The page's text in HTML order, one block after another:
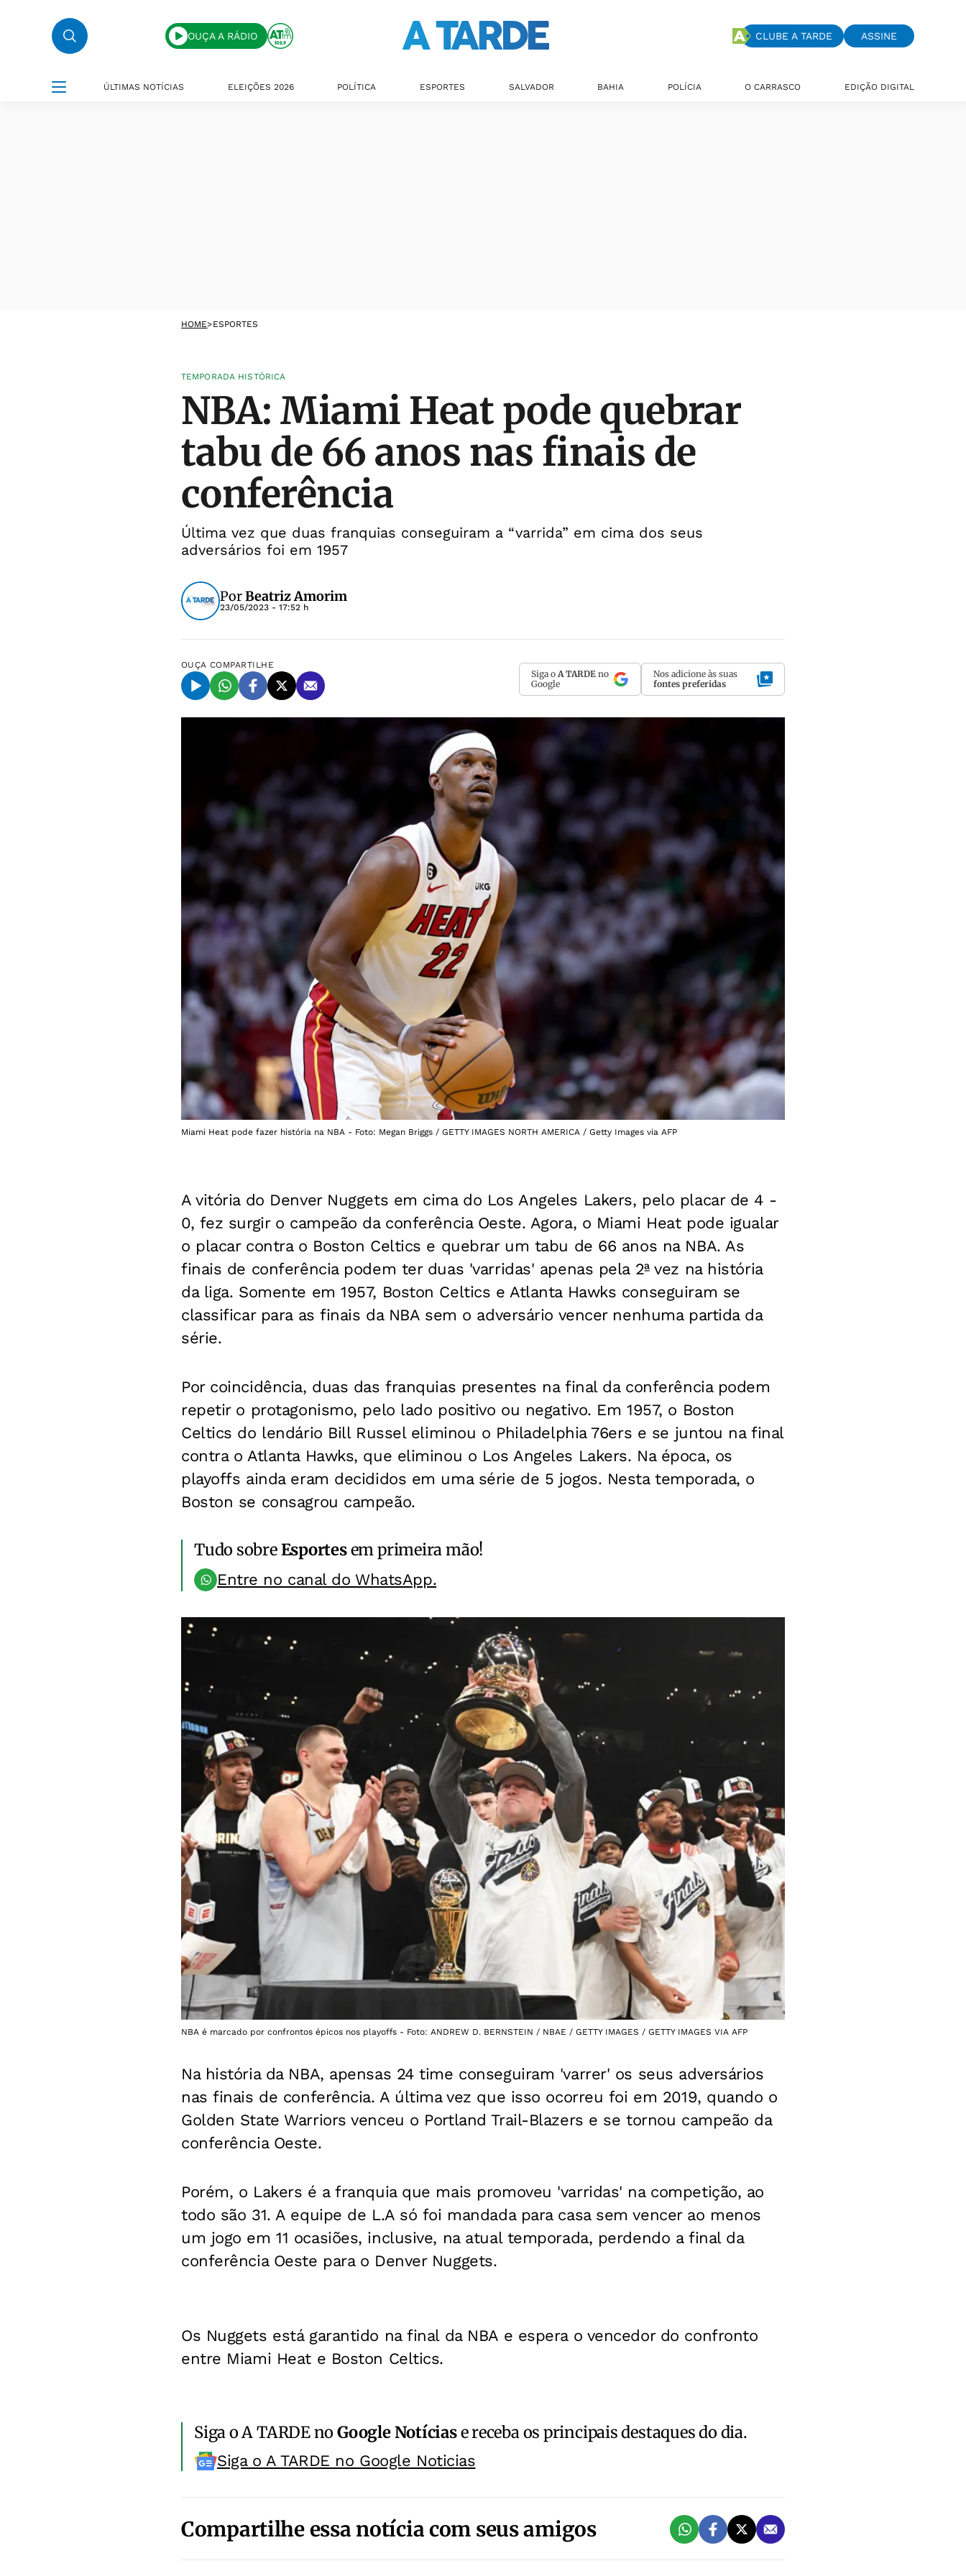
OUÇA A RÁDIO CLUBE A TARDE ASSINE
ÚLTIMAS NOTÍCIAS ELEIÇÕES 2026 POLÍTICA ESPORTES SALVADOR BAHIA POLÍCIA O CARRASCO EDIÇÃO DIGITAL
HOME>ESPORTES
TEMPORADA HISTÓRICA
NBA: Miami Heat pode quebrar
tabu de 66 anos nas finais de
conferência
Última vez que duas franquias conseguiram a “varrida” em cima dos seus
adversários foi em 1957
PorBeatriz Amorim
23/05/2023 - 17:52 h
OUÇA COMPARTILHE
Siga o A TARDE no
Google
Nos adicione às suas
fontes preferidas
Miami Heat pode fazer história na NBA - Foto: Megan Briggs / GETTY IMAGES NORTH AMERICA / Getty Images via AFP
A vitória do Denver Nuggets em cima do Los Angeles Lakers, pelo placar de 4 -
0, fez surgir o campeão da conferência Oeste. Agora, o Miami Heat pode igualar
o placar contra o Boston Celtics e quebrar um tabu de 66 anos na NBA. As
finais de conferência podem ter duas 'varridas' apenas pela 2ª vez na história
da liga. Somente em 1957, Boston Celtics e Atlanta Hawks conseguiram se
classificar para as finais da NBA sem o adversário vencer nenhuma partida da
série.
Por coincidência, duas das franquias presentes na final da conferência podem
repetir o protagonismo, pelo lado positivo ou negativo. Em 1957, o Boston
Celtics do lendário Bill Russel eliminou o Philadelphia 76ers e se juntou na final
contra o Atlanta Hawks, que eliminou o Los Angeles Lakers. Na época, os
playoffs ainda eram decididos em uma série de 5 jogos. Nesta temporada, o
Boston se consagrou campeão.
Tudo sobreEsportesem primeira mão!
Entre no canal do WhatsApp.
NBA é marcado por confrontos épicos nos playoffs - Foto: ANDREW D. BERNSTEIN / NBAE / GETTY IMAGES / GETTY IMAGES VIA AFP
Na história da NBA, apensas 24 time conseguiram 'varrer' os seus adversários
nas finais de conferência. A última vez que isso ocorreu foi em 2019, quando o
Golden State Warriors venceu o Portland Trail-Blazers e se tornou campeão da
conferência Oeste.
Porém, o Lakers é a franquia que mais promoveu 'varridas' na competição, ao
todo são 31. A equipe de L.A só foi mandada para casa sem vencer ao menos
um jogo em 11 ocasiões, inclusive, na atual temporada, perdendo a final da
conferência Oeste para o Denver Nuggets.
Os Nuggets está garantido na final da NBA e espera o vencedor do confronto
entre Miami Heat e Boston Celtics.
Siga o A TARDE noGoogle Notíciase receba os principais destaques do dia.
Siga o A TARDE no Google Noticias
Compartilhe essa notícia com seus amigos